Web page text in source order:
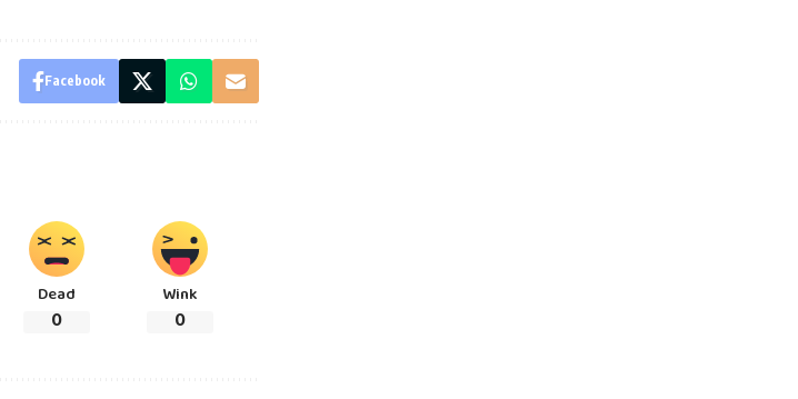
Facebook
Dead
0
Wink
0